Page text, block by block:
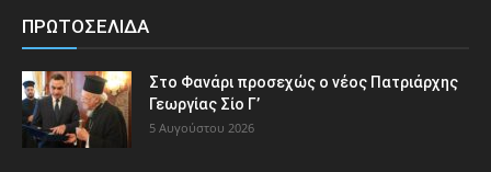
ΠΡΩΤΟΣΕΛΙΔΑ
Στο Φανάρι προσεχώς ο νέος Πατριάρχης
Γεωργίας Σίο Γ’
5 Αυγούστου 2026